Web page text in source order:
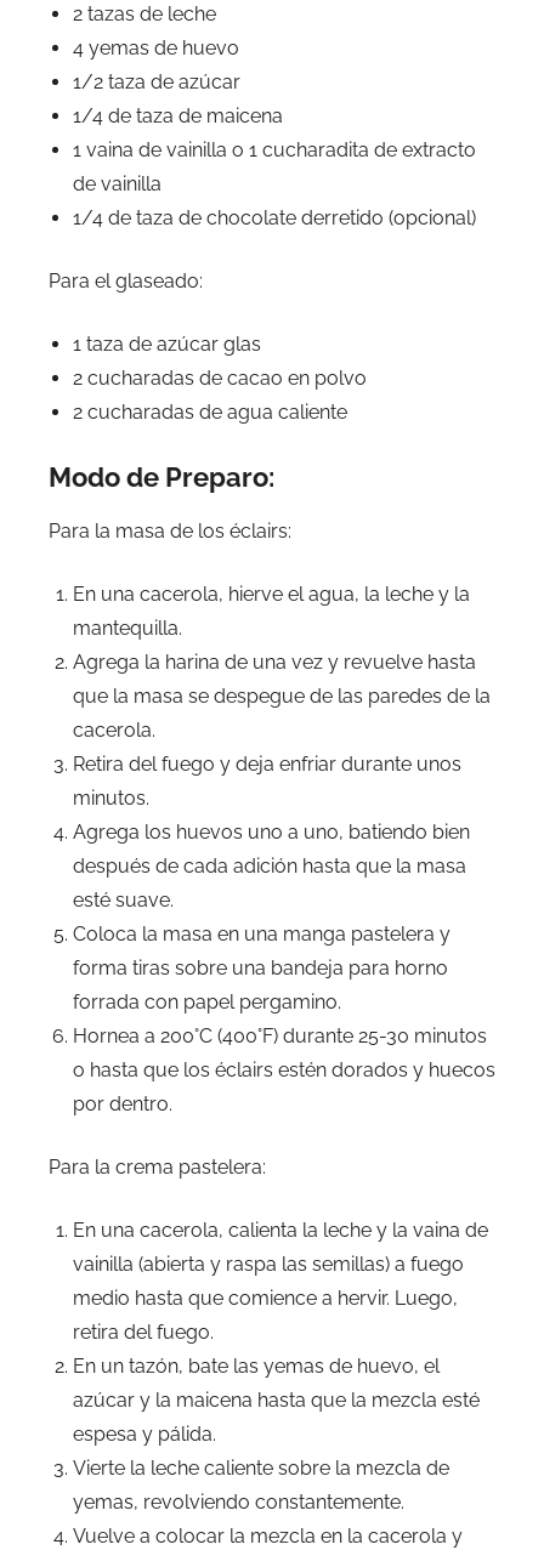
2 tazas de leche
4 yemas de huevo
1/2 taza de azúcar
1/4 de taza de maicena
1 vaina de vainilla o 1 cucharadita de extracto
de vainilla
1/4 de taza de chocolate derretido (opcional)
Para el glaseado:
1 taza de azúcar glas
2 cucharadas de cacao en polvo
2 cucharadas de agua caliente
Modo de Preparo:
Para la masa de los éclairs:
En una cacerola, hierve el agua, la leche y la
mantequilla.
Agrega la harina de una vez y revuelve hasta
que la masa se despegue de las paredes de la
cacerola.
Retira del fuego y deja enfriar durante unos
minutos.
Agrega los huevos uno a uno, batiendo bien
después de cada adición hasta que la masa
esté suave.
Coloca la masa en una manga pastelera y
forma tiras sobre una bandeja para horno
forrada con papel pergamino.
Hornea a 200°C (400°F) durante 25-30 minutos
o hasta que los éclairs estén dorados y huecos
por dentro.
Para la crema pastelera:
En una cacerola, calienta la leche y la vaina de
vainilla (abierta y raspa las semillas) a fuego
medio hasta que comience a hervir. Luego,
retira del fuego.
En un tazón, bate las yemas de huevo, el
azúcar y la maicena hasta que la mezcla esté
espesa y pálida.
Vierte la leche caliente sobre la mezcla de
yemas, revolviendo constantemente.
Vuelve a colocar la mezcla en la cacerola y